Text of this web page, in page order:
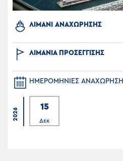
ΛΙΜΑΝΙ ΑΝΑΧΩΡΗΣΗΣ
ΛΙΜΑΝΙΑ ΠΡΟΣΕΓΓΙΣΗΣ
ΗΜΕΡΟΜΗΝΙΕΣ
2026
15
Δεκ